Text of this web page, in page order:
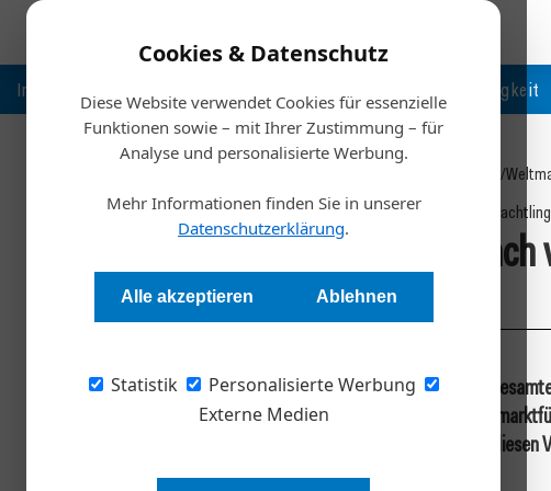
Cookies & Datenschutz
Diese Website verwendet Cookies für essenzielle
Funktionen sowie – mit Ihrer Zustimmung – für
Analyse und personalisierte Werbung.
Mehr Informationen finden Sie in unserer
Datenschutzerklärung.
Alle akzeptieren Ablehnen
Statistik
Personalisierte Werbung
Externe Medien
Inspiration Nachhaltigkeit
/
Robert
Man muss nach
Stephan Strzyzowski
Es gibt Unternehmen, die immer besser als ihr
bleiben. Eines dieser Unternehmen ist der
Voraussetzungen Forschung und Entwicklung
Machtlinger.